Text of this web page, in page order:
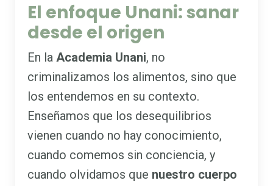
El enfoque Unani: sanar
desde el origen
En la Academia Unani, no
criminalizamos los alimentos, sino que
los entendemos en su contexto.
Enseñamos que los desequilibrios
vienen cuando no hay conocimiento,
cuando comemos sin conciencia, y
cuando olvidamos que nuestro cuerpo